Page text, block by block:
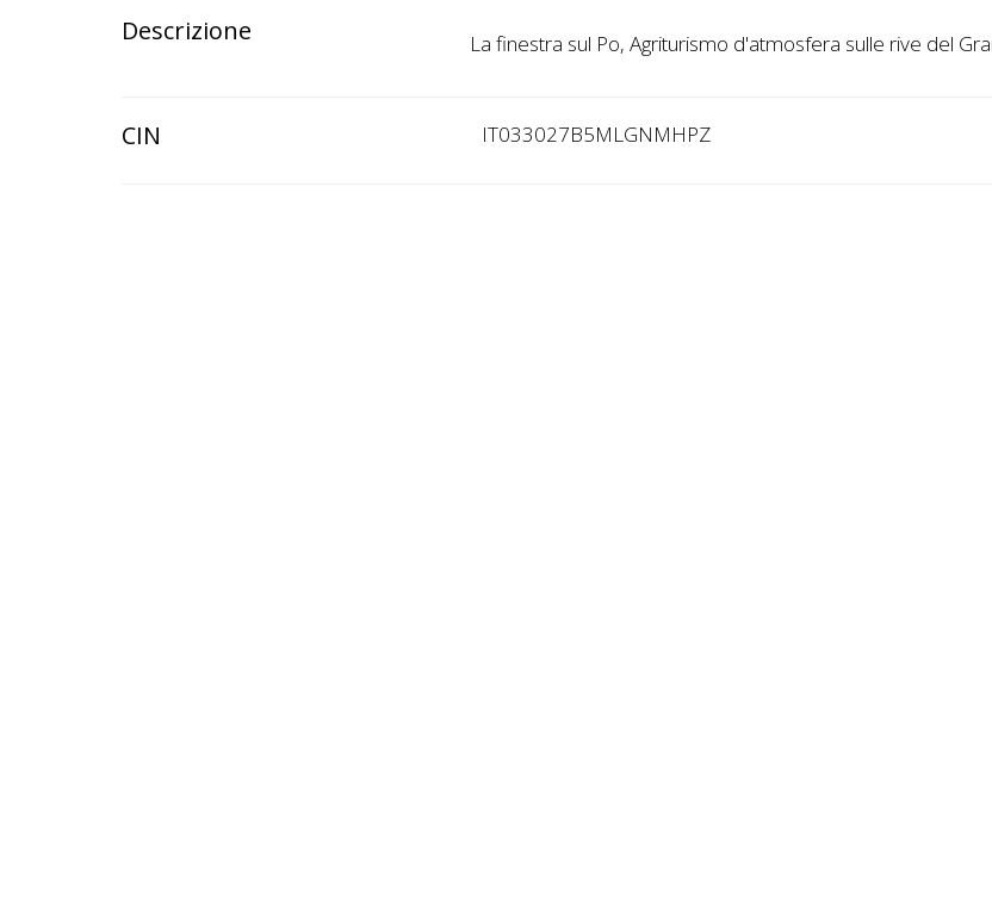
Descrizione La finestra sul Po, Agriturismo d'atmosfera sulle rive del
CIN IT033027B5MLGNMHPZ